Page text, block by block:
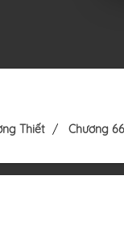
Thiết Chương 66